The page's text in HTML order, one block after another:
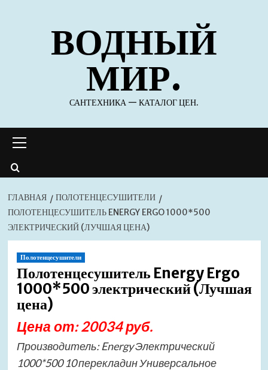
содержимомуВОДНЫЙ
МИР.
САНТЕХНИКА — КАТАЛОГ ЦЕН.
меню
ГЛАВНАЯ
ПОЛОТЕНЦЕСУШИТЕЛИ
ПОЛОТЕНЦЕСУШИТЕЛЬ ENERGY ERGO 1000*500
ЭЛЕКТРИЧЕСКИЙ (ЛУЧШАЯ ЦЕНА)
Полотенцесушители
Полотенцесушитель Energy Ergo
1000*500 электрический (Лучшая
цена)
Цена от: 20034 руб.
Производитель: Energy Электрический
1000*500 10 перекладин Универсальное